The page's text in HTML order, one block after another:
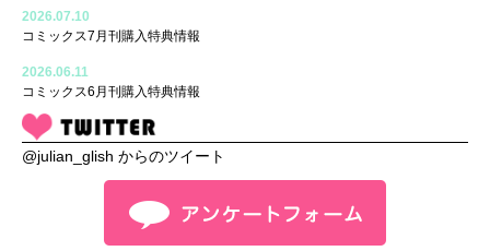
2026.07.10
コミックス7月刊購入特典情報
2026.06.11
コミックス6月刊購入特典情報
@julian_glish からのツイート